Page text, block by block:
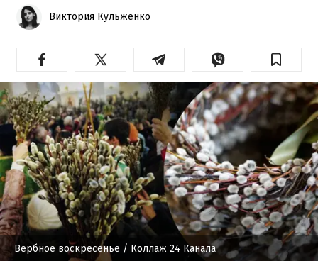
Виктория Кульженко
Вербное воскресенье / Коллаж 24 Канала